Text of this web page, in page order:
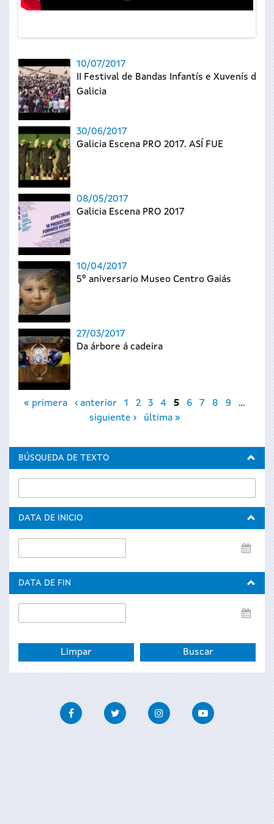
10/07/2017
II Festival de Bandas Infantís e Xuvenís de
Galicia
30/06/2017
Galicia Escena PRO 2017. ASÍ FUE
08/05/2017
Galicia Escena PRO 2017
10/04/2017
5º aniversario Museo Centro Gaiás
27/03/2017
Da árbore á cadeira
Páginas
« primera ‹ anterior 1 2 3 4 5 6 7 8 9
…
siguiente ›
última »
BÚSQUEDA DE TEXTO
DATA DE INICIO
de
DATA DE FIN
de
FacebookTwitter InstagramYoutube